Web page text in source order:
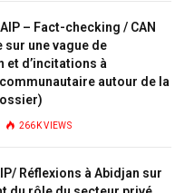
– Fact-checking / CAN
sur une vague de
d’incitations à
autour de la
266KVIEWS
Réflexions à Abidjan sur